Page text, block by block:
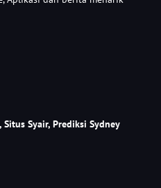
Situs Syair, Prediksi Sydney